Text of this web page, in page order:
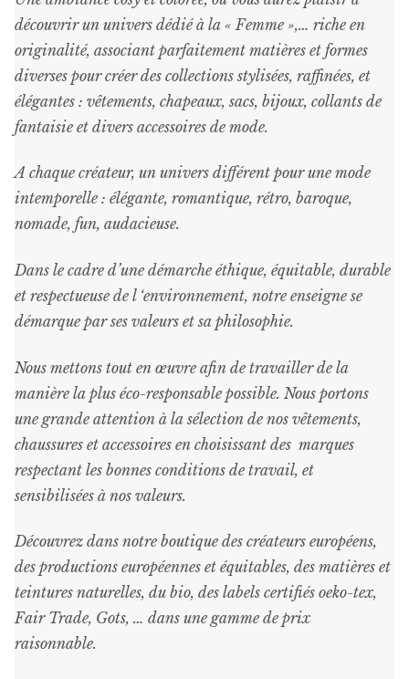
page
produit
découvrir un univers dédié à la « Femme »,… riche en
originalité, associant parfaitement matières et formes
diverses pour créer des collections stylisées, raffinées, et
élégantes : vêtements, chapeaux, sacs, bijoux, collants de
fantaisie et divers accessoires de mode.
A chaque créateur, un univers différent pour une mode
intemporelle : élégante, romantique, rétro, baroque,
nomade, fun, audacieuse.
Dans le cadre d’une démarche éthique, équitable, durable
et respectueuse de l ‘environnement, notre enseigne se
démarque par ses valeurs et sa philosophie.
Nous mettons tout en œuvre afin de travailler de la
manière la plus éco-responsable possible. Nous portons
une grande attention à la sélection de nos vêtements,
chaussures et accessoires en choisissant des marques
respectant les bonnes conditions de travail, et
sensibilisées à nos valeurs.
Découvrez dans notre boutique des créateurs européens,
des productions européennes et équitables, des matières et
teintures naturelles, du bio, des labels certifiés oeko-tex,
Fair Trade, Gots, … dans une gamme de prix
raisonnable.